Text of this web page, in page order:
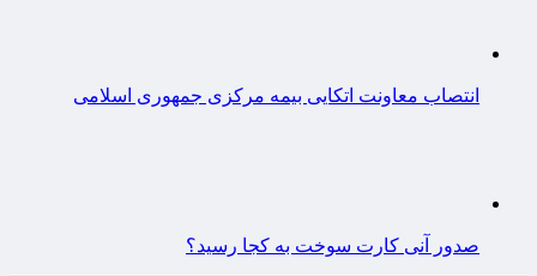
انتصاب معاونت اتکایی بیمه مرکزی جمهوری اسلامی
صدور آنی کارت سوخت به کجا رسید؟